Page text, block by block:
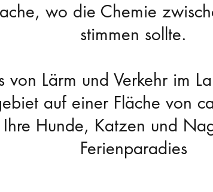
wo die Chemie
stimmen sollte.
von Lärm und Verkehr im
auf einer Fläche von
Hunde, Katzen und
Ferienparadies